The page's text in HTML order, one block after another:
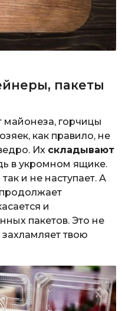
пакеты
майонеза, горчицы
как правило, не
Их складывают
в укромном ящике.
и не наступает. А
и
пакетов. Это не
твою